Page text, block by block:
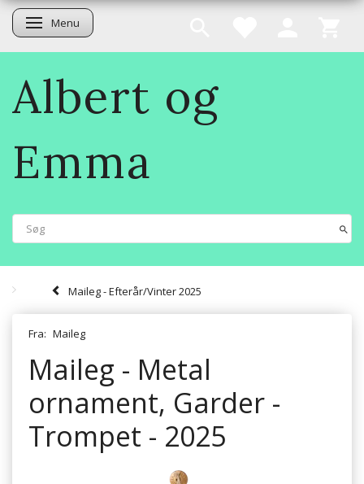
Skifte navigation
Menu
Albert og
Emma
Maileg - Efterår/Vinter 2025
Fra: Maileg
Maileg - Metal
ornament, Garder -
Trompet - 2025